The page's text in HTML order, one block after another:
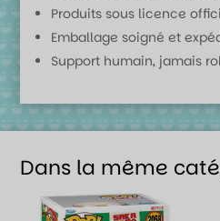
Produits sous licence
Emballage soigné et
Support humain, jamais
Dans la même